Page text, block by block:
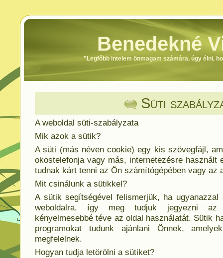
Benedekné
"Legfőbb intelem önmagam számára, úgy élni,
Süti
A weboldal süti-szabályzata
Mik azok a sütik?
A süti (más néven cookie) egy kis szövegfájl,
okostelefonja vagy más, internetezésre használt
tudnak kárt tenni az Ön számítógépében vagy az
Mit csinálunk a sütikkel?
A sütik segítségével felismerjük, ha
weboldalra, így meg tudjuk jegyezni az
kényelmesebbé téve az oldal használatát. Sütik
programokat tudunk ajánlani Önnek,
megfelelnek.
Hogyan tudja letörölni a sütiket?